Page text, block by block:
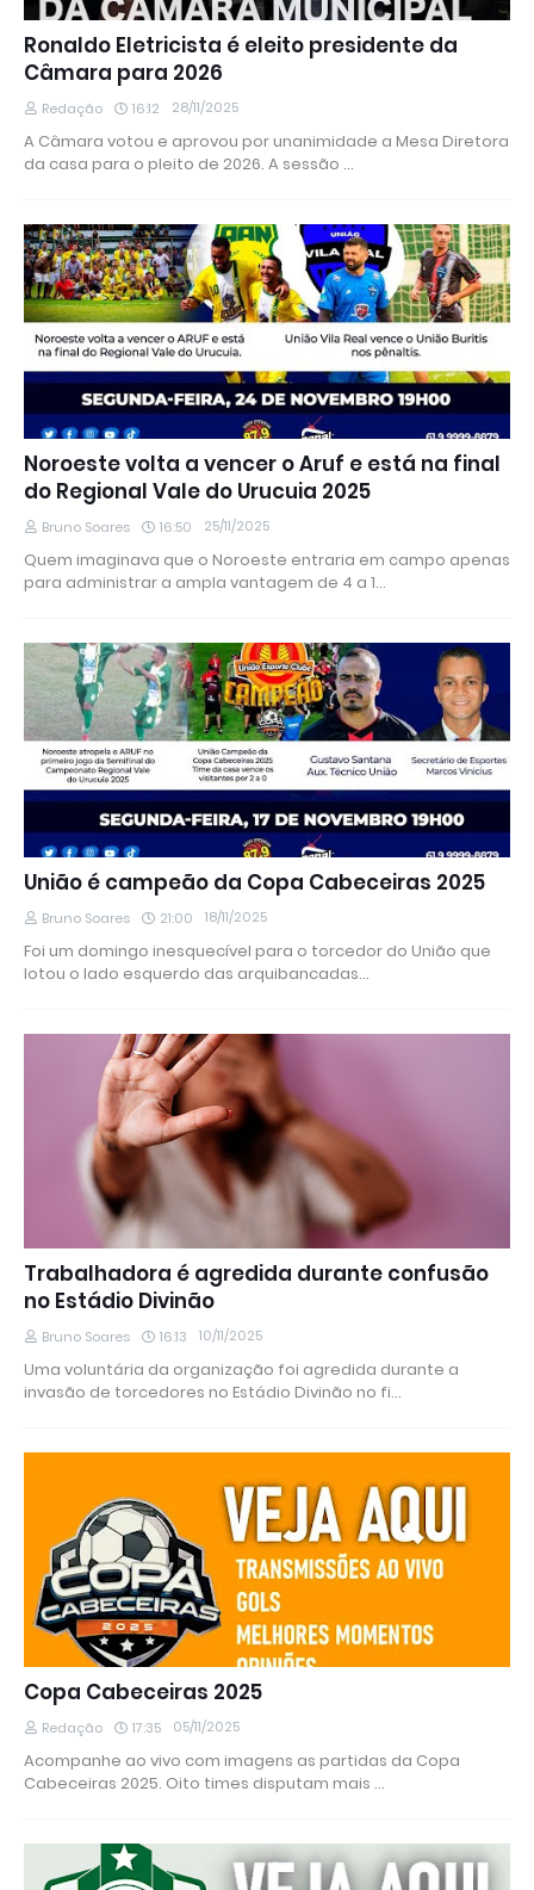
Ronaldo Eletricista é eleito presidente da
Câmara para 2026
Redação 16:12 28/11/2025
A Câmara votou e aprovou por unanimidade a Mesa Diretora
da casa para o pleito de 2026. A sessão …
Noroeste volta a vencer o Aruf e está na final
do Regional Vale do Urucuia 2025
Bruno Soares 16:50 25/11/2025
Quem imaginava que o Noroeste entraria em campo apenas
para administrar a ampla vantagem de 4 a 1…
União é campeão da Copa Cabeceiras 2025
Bruno Soares 21:00 18/11/2025
Foi um domingo inesquecível para o torcedor do União que
lotou o lado esquerdo das arquibancadas…
Trabalhadora é agredida durante confusão
no Estádio Divinão
Bruno Soares 16:13 10/11/2025
Uma voluntária da organização foi agredida durante a
invasão de torcedores no Estádio Divinão no fi…
Copa Cabeceiras 2025
Redação 17:35 05/11/2025
Acompanhe ao vivo com imagens as partidas da Copa
Cabeceiras 2025. Oito times disputam mais …